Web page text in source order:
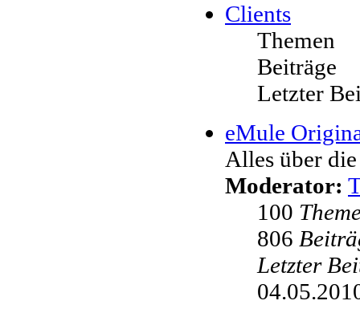
Clients
Themen
Beiträge
Letzter
eMule
Alles über
Moderator:
100
806
Letzter